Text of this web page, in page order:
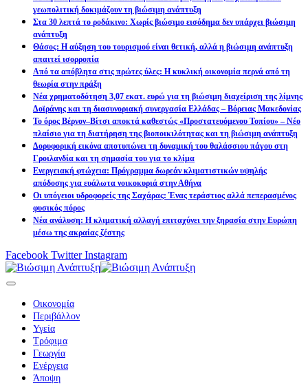
γεωπολιτική δοκιμάζουν τη βιώσιμη ανάπτυξη
Στα 30 λεπτά το ροδάκινο: Χωρίς βιώσιμο εισόδημα δεν υπάρχει βιώσιμη
ανάπτυξη
Θάσος: Η αύξηση του τουρισμού είναι θετική, αλλά η βιώσιμη ανάπτυξη
απαιτεί ισορροπία
Από τα απόβλητα στις πρώτες ύλες: Η κυκλική οικονομία περνά από τη
θεωρία στην πράξη
Νέα χρηματοδότηση 3,07 εκατ. ευρώ για τη βιώσιμη διαχείριση της λίμνης
Δοϊράνης και τη διασυνοριακή συνεργασία Ελλάδας – Βόρειας Μακεδονίας
Το όρος Βέρνον–Βίτσι αποκτά καθεστώς «Προστατευόμενου Τοπίου» – Νέο
πλαίσιο για τη διατήρηση της βιοποικιλότητας και τη βιώσιμη ανάπτυξη
Δορυφορική εικόνα αποτυπώνει τη δυναμική του θαλάσσιου πάγου στη
Γροιλανδία και τη σημασία του για το κλίμα
Ενεργειακή φτώχεια: Πρόγραμμα δωρεάν κλιματιστικών υψηλής
απόδοσης για ευάλωτα νοικοκυριά στην Αθήνα
Οι υπόγειοι υδροφορείς της Σαχάρας: Ένας τεράστιος αλλά πεπερασμένος
φυσικός πόρος
Νέα ανάλυση: Η κλιματική αλλαγή επιταχύνει την ξηρασία στην Ευρώπη
μέσω της ακραίας ζέστης
Facebook Twitter Instagram
Οικονομία
Περιβάλλον
Υγεία
Τρόφιμα
Γεωργία
Ενέργεια
Άποψη